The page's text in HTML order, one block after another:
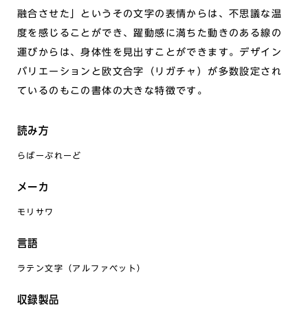
融合させた」というその文字の表情からは、不思議な温
度を感じることができ、躍動感に満ちた動きのある線の
運びからは、身体性を見出すことができます。デザイン
バリエーションと欧文合字（リガチャ）が多数設定され
ているのもこの書体の大きな特徴です。
読み方
らばーぶれーど
メーカ
モリサワ
言語
ラテン文字（アルファベット）
収録製品